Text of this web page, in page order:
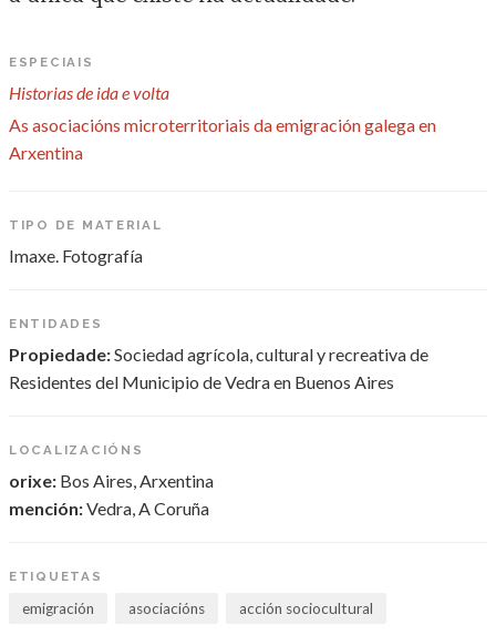
ESPECIAIS
Historias de ida e volta
As asociacións microterritoriais da emigración galega en
Arxentina
TIPO DE MATERIAL
Imaxe. Fotografía
ENTIDADES
Propiedade:Sociedad agrícola, cultural y recreativa de
Residentes del Municipio de Vedra en Buenos Aires
LOCALIZACIÓNS
orixe: Bos Aires, Arxentina
mención:Vedra, A Coruña
ETIQUETAS
emigración asociacións acción sociocultural